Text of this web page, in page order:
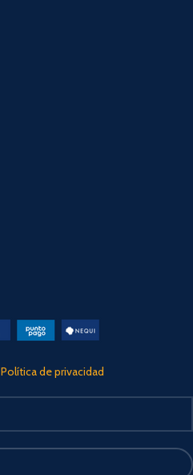
Política de privacidad